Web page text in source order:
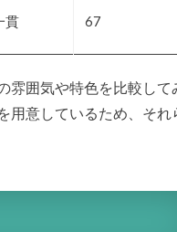
貫 67
雰囲気や特色を比較して
用意しているため、それ